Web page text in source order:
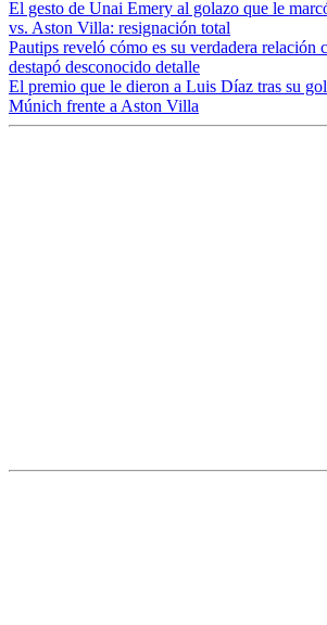
El gesto de Unai Emery al golazo que le
vs. Aston Villa: resignación total
Pautips reveló cómo es su verdadera relación
destapó desconocido detalle
El premio que le dieron a Luis Díaz tras su
Múnich frente a Aston Villa